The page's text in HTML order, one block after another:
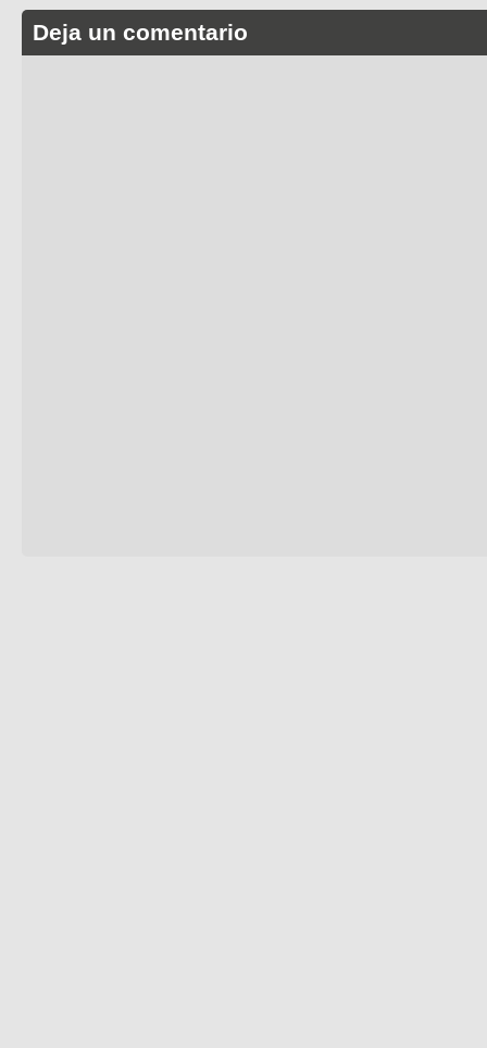
Deja un comentario